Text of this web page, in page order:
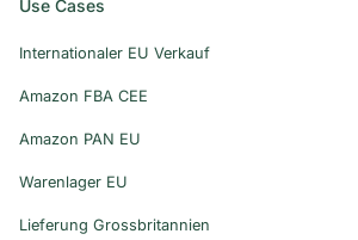
Use Cases
Internationaler EU Verkauf
Amazon FBA CEE
Amazon PAN EU
Warenlager EU
Lieferung Grossbritannien